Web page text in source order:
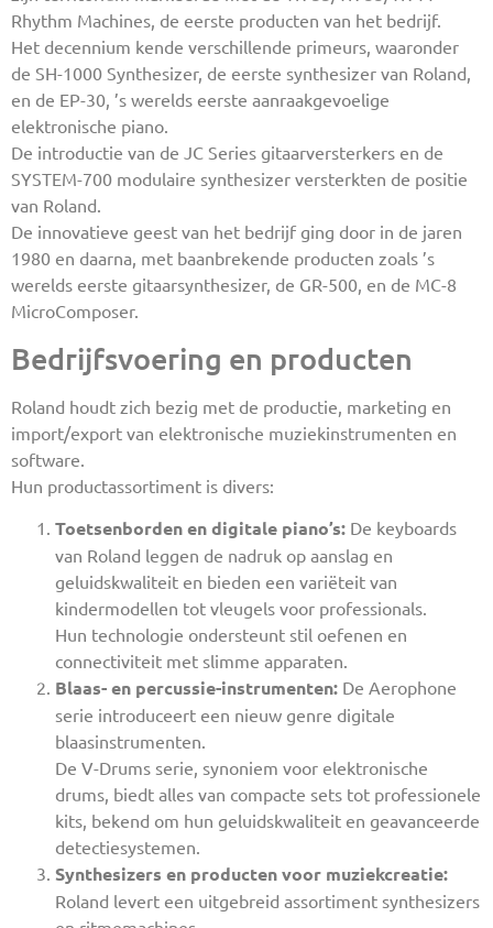
Rhythm Machines, de eerste producten van het bedrijf.
Het decennium kende verschillende primeurs, waaronder
de SH-1000 Synthesizer, de eerste synthesizer van Roland,
en de EP-30, ’s werelds eerste aanraakgevoelige
elektronische piano.
De introductie van de JC Series gitaarversterkers en de
SYSTEM-700 modulaire synthesizer versterkten de positie
van Roland.
De innovatieve geest van het bedrijf ging door in de jaren
1980 en daarna, met baanbrekende producten zoals ’s
werelds eerste gitaarsynthesizer, de GR-500, en de MC-8
MicroComposer.
Bedrijfsvoering en producten
Roland houdt zich bezig met de productie, marketing en
import/export van elektronische muziekinstrumenten en
software.
Hun productassortiment is divers:
Toetsenborden en digitale piano’s: De keyboards
van Roland leggen de nadruk op aanslag en
geluidskwaliteit en bieden een variëteit van
kindermodellen tot vleugels voor professionals.
Hun technologie ondersteunt stil oefenen en
connectiviteit met slimme apparaten.
Blaas- en percussie-instrumenten: De Aerophone
serie introduceert een nieuw genre digitale
blaasinstrumenten.
De V-Drums serie, synoniem voor elektronische
drums, biedt alles van compacte sets tot professionele
kits, bekend om hun geluidskwaliteit en geavanceerde
detectiesystemen.
Synthesizers en producten voor muziekcreatie:
Roland levert een uitgebreid assortiment synthesizers